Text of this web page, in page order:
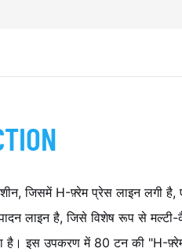
जिसमें H-फ़्रेम प्रेस लाइन लगी है,
लाइन है, जिसे विशेष रूप से मल्टी-
है। इस उपकरण में 80 टन की "H-